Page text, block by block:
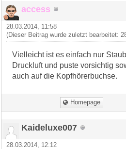
access
28.03.2014, 11:58
(Dieser Beitrag wurde zuletzt bearbeitet:
Vielleicht ist es einfach nur
Druckluft und puste vorsichtig
auch auf die Kopfhörerbuchse.
Homepage
Kaideluxe007
28.03.2014, 12:12